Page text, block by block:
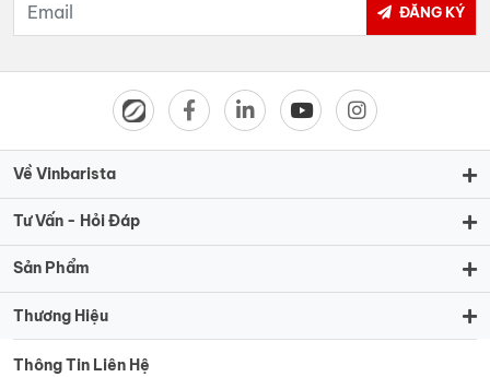
ĐĂNG KÝ
Về Vinbarista
Tư Vấn - Hỏi Đáp
Sản Phẩm
Thương Hiệu
Thông Tin Liên Hệ